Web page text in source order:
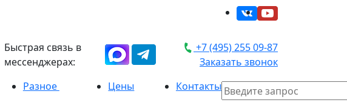
Быстрая связь в
мессенджерах:
+7 (495) 255 09-87
Заказать звонок
Разное Цены Контакты